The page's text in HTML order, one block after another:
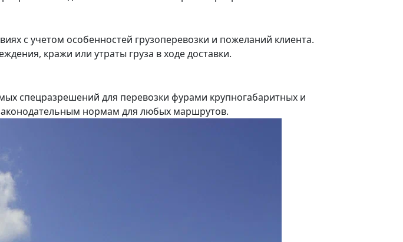
с учетом особенностей грузоперевозки и пожеланий клиента.
кражи или утраты груза в ходе доставки.
спецразрешений для перевозки фурами крупногабаритных и
нормам для любых маршрутов.